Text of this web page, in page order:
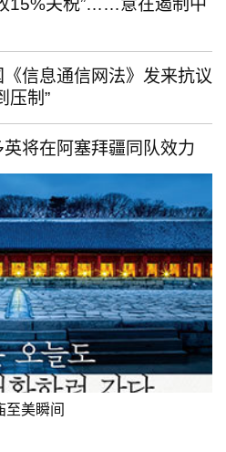
15%关税”……意在遏制中
信息通信网法》发来抗议
压制”
将在阿塞拜疆同队效力
至美瞬间